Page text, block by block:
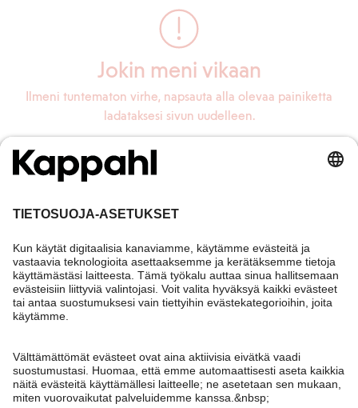
Jokin meni vikaan
Ilmeni tuntematon virhe, napsauta alla olevaa painiketta
ladataksesi sivun uudelleen.
Lataa sivu uudelleen